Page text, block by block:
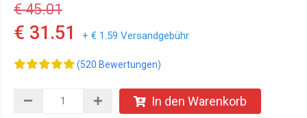
€ 45.01
€ 31.51 + € 1.59 Versandgebühr
(520 Bewertungen)
In den Warenkorb